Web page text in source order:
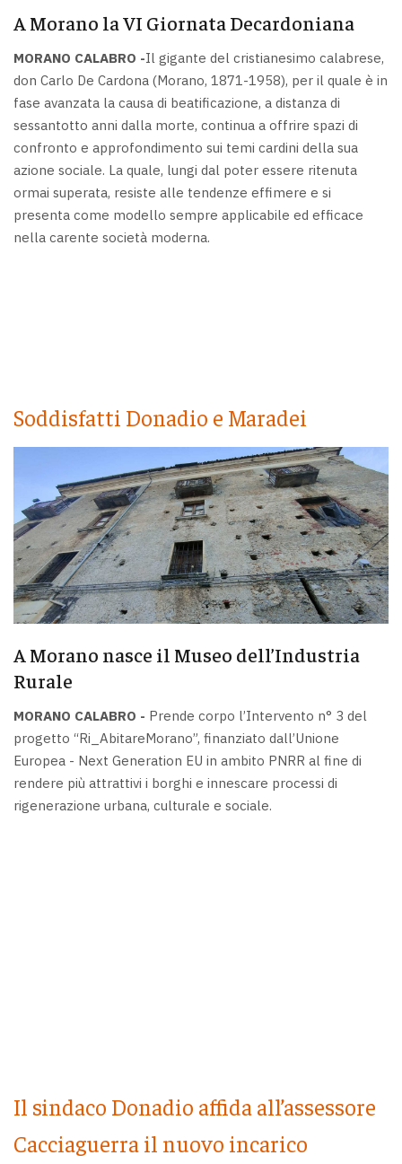
A Morano la VI Giornata Decardoniana
MORANO CALABRO -Il gigante del cristianesimo calabrese,
don Carlo De Cardona (Morano, 1871-1958), per il quale è in
fase avanzata la causa di beatificazione, a distanza di
sessantotto anni dalla morte, continua a offrire spazi di
confronto e approfondimento sui temi cardini della sua
azione sociale. La quale, lungi dal poter essere ritenuta
ormai superata, resiste alle tendenze effimere e si
presenta come modello sempre applicabile ed efficace
nella carente società moderna.
Soddisfatti Donadio e Maradei
A Morano nasce il Museo dell’Industria
Rurale
MORANO CALABRO - Prende corpo l’Intervento n° 3 del
progetto “Ri_AbitareMorano”, finanziato dall’Unione
Europea - Next Generation EU in ambito PNRR al fine di
rendere più attrattivi i borghi e innescare processi di
rigenerazione urbana, culturale e sociale.
Il sindaco Donadio affida all’assessore
Cacciaguerra il nuovo incarico